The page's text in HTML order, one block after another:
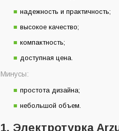
надежность и практичность;
высокое качество;
компактность;
доступная цена.
Минусы:
простота дизайна;
небольшой объем.
1. Электротурка